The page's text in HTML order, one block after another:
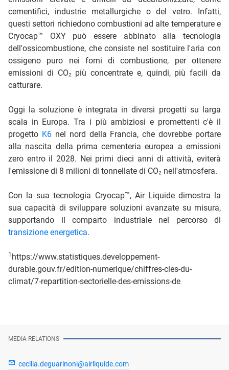
cementifici, industrie metallurgiche o del vetro. Infatti,
questi settori richiedono combustioni ad alte temperature e
Cryocap™ OXY può essere abbinato alla tecnologia
dell'ossicombustione, che consiste nel sostituire l'aria con
ossigeno puro nei forni di combustione, per ottenere
emissioni di CO₂ più concentrate e, quindi, più facili da
catturare.
Oggi la soluzione è integrata in diversi progetti su larga
scala in Europa. Tra i più ambiziosi e promettenti c'è il
progetto K6 nel nord della Francia, che dovrebbe portare
alla nascita della prima cementeria europea a emissioni
zero entro il 2028. Nei primi dieci anni di attività, eviterà
l'emissione di 8 milioni di tonnellate di CO₂ nell'atmosfera.
Con la sua tecnologia Cryocap™, Air Liquide dimostra la
sua capacità di sviluppare soluzioni avanzate su misura,
supportando il comparto industriale nel percorso di
transizione energetica.
1 https://www.statistiques.developpement-
durable.gouv.fr/edition-numerique/chiffres-cles-du-
climat/7-repartition-sectorielle-des-emissions-de
MEDIA RELATIONS
cecilia.deguarinoni@airliquide.com